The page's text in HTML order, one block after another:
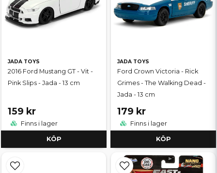
JADA TOYS
2016 Ford Mustang GT - Vit -
Pink Slips - Jada - 13 cm
159 kr
Finns i lager
KÖP
JADA TOYS
Ford Crown Victoria - Rick
Grimes - The Walking Dead -
Jada - 13 cm
179 kr
Finns i lager
KÖP